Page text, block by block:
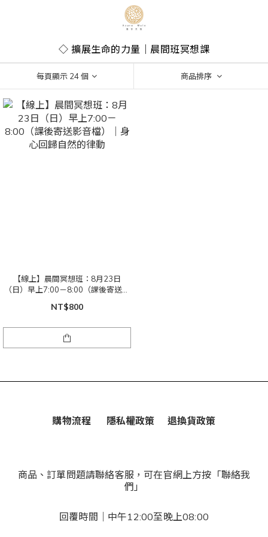
◇ 擴展生命的力量｜晨間班冥想課
每頁顯示 24 個 商品排序
【線上】晨間冥想班：8月23日
（日）早上7:00－8:00（課後寄送影
音檔）｜身心回歸自然的律動
NT$800
購物流程 隱私權政策 退換貨政策
商品、訂單問題請聯絡客服，可在官網上方按「聯絡我
們」
回覆時間｜中午12:00至晚上08:00